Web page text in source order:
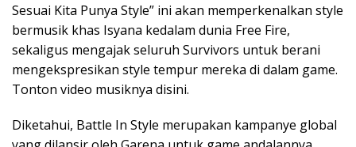
Sesuai Kita Punya Style” ini akan memperkenalkan style
bermusik khas Isyana kedalam dunia Free Fire,
sekaligus mengajak seluruh Survivors untuk berani
mengekspresikan style tempur mereka di dalam game.
Tonton video musiknya disini.
Diketahui, Battle In Style merupakan kampanye global